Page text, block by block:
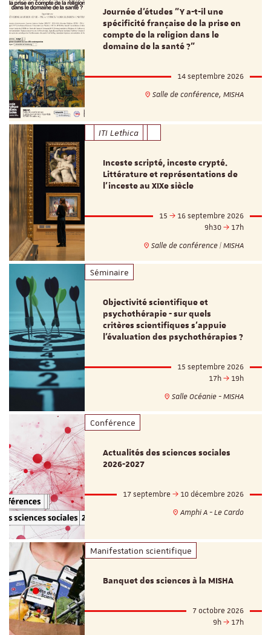
Journée d’études "Y a-t-il une
spécificité française de la prise en
compte de la religion dans le
domaine de la santé ?"
14 septembre 2026
Salle de conférence, MISHA
ITI Lethica
Inceste scripté, inceste crypté.
Littérature et représentations de
l’inceste au XIXe siècle
15
16 septembre 2026
9h30
17h
Salle de conférence | MISHA
Séminaire
Objectivité scientifique et
psychothérapie - sur quels
critères scientifiques s'appuie
l'évaluation des psychothérapies ?
15 septembre 2026
17h
19h
Salle Océanie - MISHA
Conférence
Actualités des sciences sociales
2026-2027
17 septembre
10 décembre 2026
Amphi A - Le Cardo
Manifestation scientifique
Banquet des sciences à la MISHA
7 octobre 2026
9h
17h